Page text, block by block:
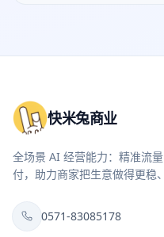
快米兔商业
全场景 AI 经营能力：精准流
付，助力商家把生意做得更稳
0571-83085178